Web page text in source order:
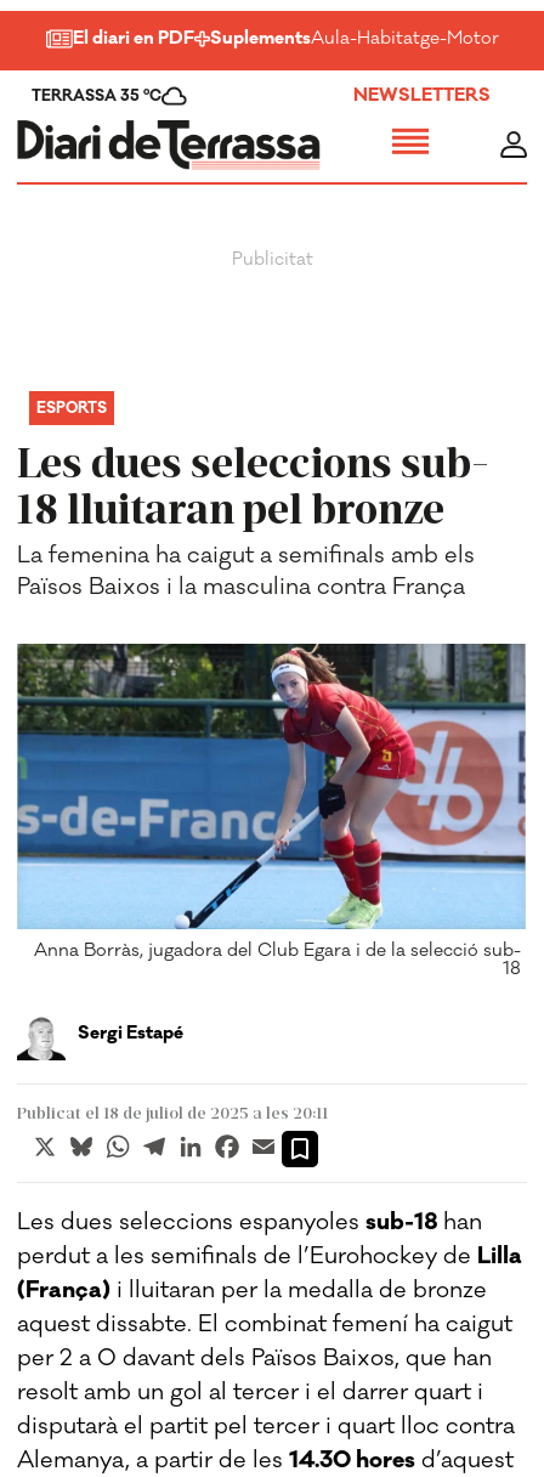
El diari en PDF SuplementsAula-Habitatge-Motor-
TERRASSA 35 ºC NEWSLETTERS
Les dues seleccions sub-
18 lluitaran pel bronze
ESPORTS
La femenina ha caigut a semifinals amb els
Països Baixos i la masculina contra França
Anna Borràs, jugadora del Club Egara i de la selecció sub-
18
Sergi Estapé
Publicat el 18 de juliol de 2025 a les 20:11
X BlueskyWhatsApp
TelegramLinkedInFacebook
Email
Les dues seleccions espanyolessub-18 han
perdut a les semifinals de l’Eurohockey de Lilla
(França) i lluitaran per la medalla de bronze
aquest dissabte. El combinat femení ha caigut
per 2 a 0 davant dels Països Baixos, que han
resolt amb un gol al tercer i el darrer quart i
disputarà el partit pel tercer i quart lloc contra
Alemanya, a partir de les14.30 hores d’aquest